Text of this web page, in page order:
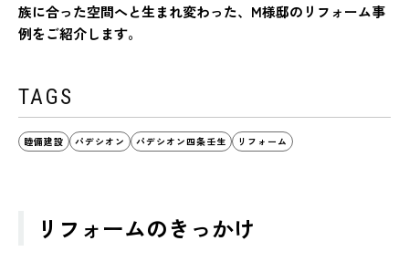
族に合った空間へと生まれ変わった、M様邸のリフォーム事
例をご紹介します。
TAGS
睦備建設 パデシオン パデシオン四条壬生 リフォーム
リフォームのきっかけ